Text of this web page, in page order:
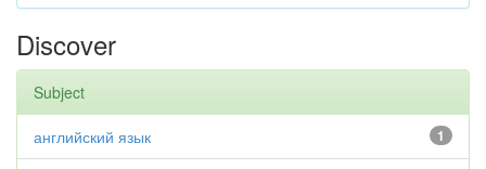
Discover
Subject
1
английский язык